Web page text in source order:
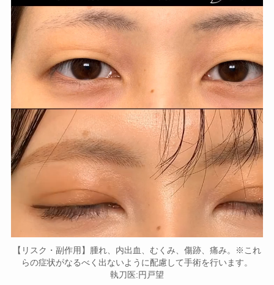
【リスク・副作用】腫れ、内出血、むくみ、傷跡、痛み。※これ
らの症状がなるべく出ないように配慮して手術を行います。
執刀医:円戸望